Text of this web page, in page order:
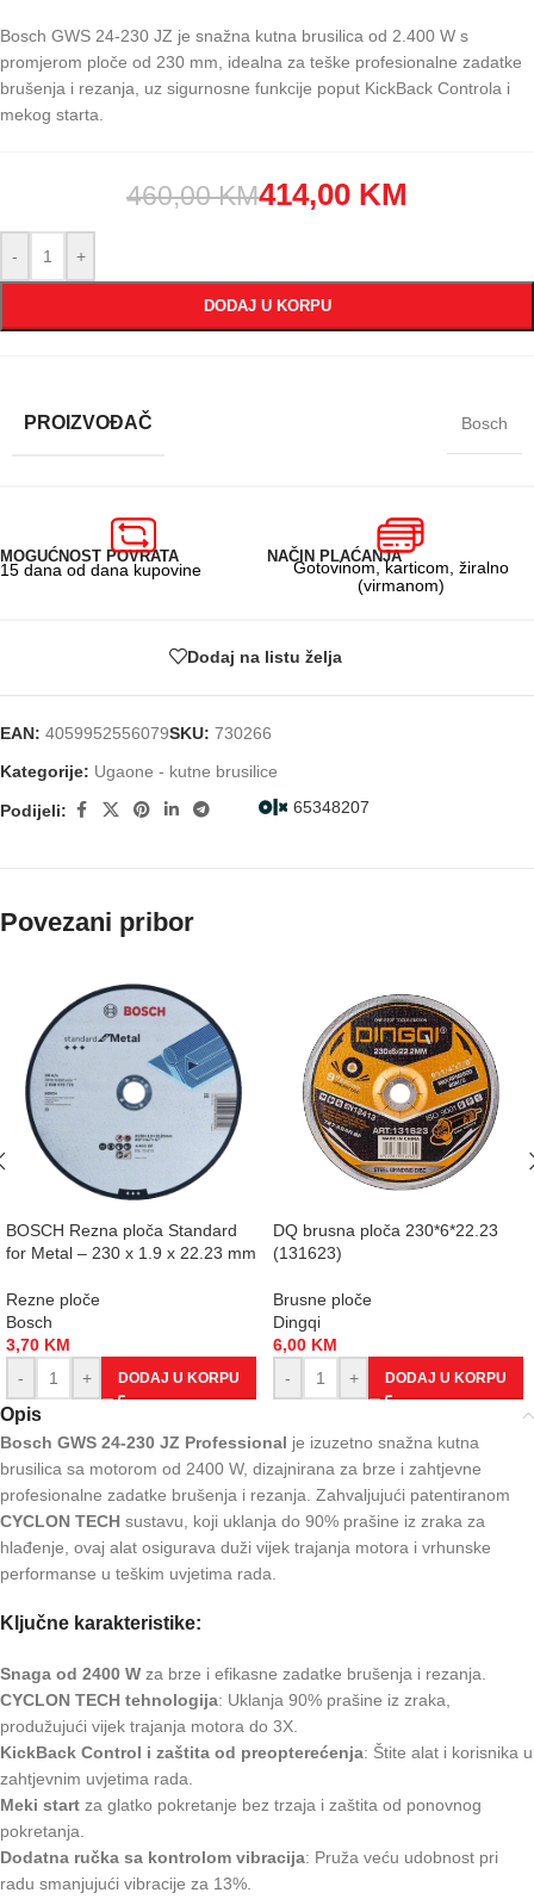
Bosch GWS 24-230 JZ je snažna kutna brusilica od 2.400 W s
promjerom ploče od 230 mm, idealna za teške profesionalne zadatke
brušenja i rezanja, uz sigurnosne funkcije poput KickBack Controla i
mekog starta.
460,00KM414,00 KM
- +
DODAJ U KORPU
PROIZVOĐAČ Bosch
MOGUĆNOST POVRATA
15 dana od dana kupovine
NAČIN PLAĆANJA
Gotovinom, karticom, žiralno
(virmanom)
Dodaj na listu želja
EAN: 4059952556079SKU: 730266
Kategorije: Ugaone - kutne brusilice
65348207
Podijeli:
Povezani pribor
BOSCH Rezna ploča Standard
for Metal – 230 x 1.9 x 22.23 mm
Rezne ploče
Bosch
3,70 KM
-
+ DODAJ U KORPU
DQ brusna ploča 230*6*22.23
(131623)
Brusne ploče
Dingqi
6,00 KM
-
+ DODAJ U KORPU
Opis
Bosch GWS 24-230 JZ Professional je izuzetno snažna kutna
brusilica sa motorom od 2400 W, dizajnirana za brze i zahtjevne
profesionalne zadatke brušenja i rezanja. Zahvaljujući patentiranom
CYCLON TECH sustavu, koji uklanja do 90% prašine iz zraka za
hlađenje, ovaj alat osigurava duži vijek trajanja motora i vrhunske
performanse u teškim uvjetima rada.
Ključne karakteristike:
Snaga od 2400 W za brze i efikasne zadatke brušenja i rezanja.
CYCLON TECH tehnologija: Uklanja 90% prašine iz zraka,
produžujući vijek trajanja motora do 3X.
KickBack Control i zaštita od preopterećenja: Štite alat i korisnika u
zahtjevnim uvjetima rada.
Meki start za glatko pokretanje bez trzaja i zaštita od ponovnog
pokretanja.
Dodatna ručka sa kontrolom vibracija: Pruža veću udobnost pri
radu smanjujući vibracije za 13%.